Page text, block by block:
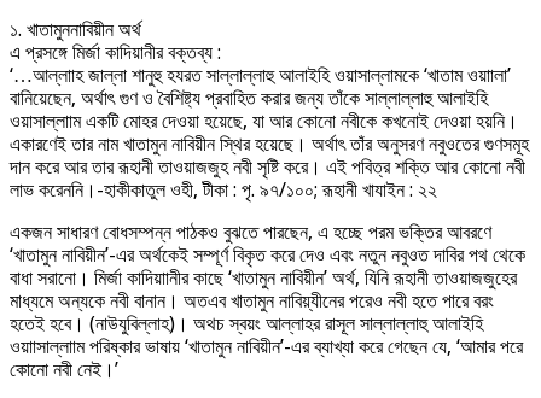
১. খাতামুননাবিয়ীন অর্থ
এ প্রসঙ্গে মির্জা কাদিয়ানীর বক্তব্য :
‘…আল্লাাহ জাল্লা শানুহু হযরত সাল্লাল্লাহু আলাইহি ওয়াসাল্লামকে ‘খাতাম ওয়াালা’
বানিয়েছেন, অর্থাৎ গুণ ও বৈশিষ্ট্য প্রবাহিত করার জন্য তাঁকে সাল্লাল্লাহু আলাইহি
ওয়াসাল্লাাম একটি মোহর দেওয়া হয়েছে, যা আর কোনো নবীকে কখনোই দেওয়া হয়নি।
একারণেই তার নাম খাতামুন নাবিয়ীন স্থির হয়েছে। অর্থাৎ তাঁর অনুসরণ নবুওতের গুণসমূহ
দান করে আর তার রূহানী তাওয়াজজুহ নবী সৃষ্টি করে। এই পবিত্র শক্তি আর কোনো নবী
লাভ করেননি।-হাকীকাতুল ওহী, টীকা : পৃ. ৯৭/১০০; রূহানী খাযাইন : ২২
একজন সাধারণ বোধসম্পন্ন পাঠকও বুঝতে পারছেন, এ হচ্ছে পরম ভক্তির আবরণে
‘খাতামুন নাবিয়ীন’-এর অর্থকেই সম্পূর্ণ বিকৃত করে দেও এবং নতুন নবুওত দাবির পথ থেকে
বাধা সরানো। মির্জা কাদিয়াানীর কাছে ‘খাতামুন নাবিয়ীন’ অর্থ, যিনি রূহানী তাওয়াজজুহের
মাধ্যমে অন্যকে নবী বানান। অতএব খাতামুন নাবিয়্যীনের পরেও নবী হতে পারে বরং
হতেই হবে। (নাউযুবিল্লাহ)। অথচ স্বয়ং আল্লাহর রাসূল সাল্লাল্লাহু আলাইহি
ওয়াাসাল্লাাম পরিষ্কার ভাষায় ‘খাতামুন নাবিয়ীন’-এর ব্যাখ্যা করে গেছেন যে, ‘আমার পরে
কোনো নবী নেই।’